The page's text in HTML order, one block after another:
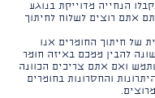
הנחייה מדוייקת בנוגע
אתם רוצים לשלוח לחיתוך
של חיתוך החומרים אנו
להבין ממכם באיזה חומר
ואם אתם צריכים הכוונה
והחסרונות בחומרים